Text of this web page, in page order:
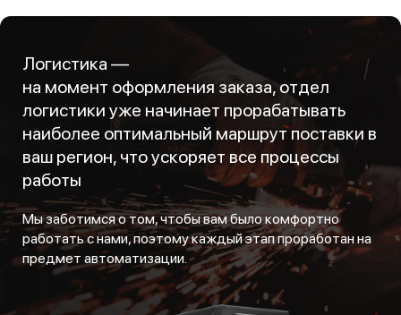
Логистика —
на момент оформления заказа, отдел
логистики уже начинает прорабатывать
наиболее оптимальный маршрут поставки в
ваш регион, что ускоряет все процессы
работы
Мы заботимся о том, чтобы вам было комфортно
работать с нами, поэтому каждый этап проработан на
предмет автоматизации.